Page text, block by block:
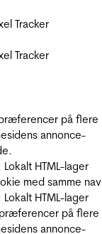
Tracker
Tracker
på flere
annonce-
Lokalt HTML-lager
med samme
Lokalt HTML-lager
på flere
annonce-